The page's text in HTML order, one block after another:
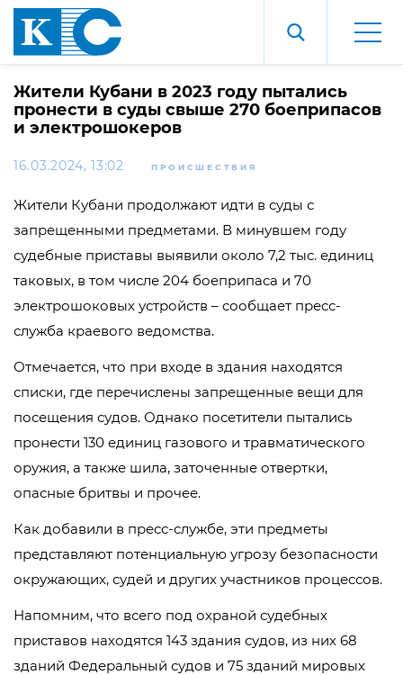
Жители Кубани в 2023 году пытались
пронести в суды свыше 270 боеприпасов
и электрошокеров
16.03.2024, 13:02 ПРОИСШЕСТВИЯ
Жители Кубани продолжают идти в суды с
запрещенными предметами. В минувшем году
судебные приставы выявили около 7,2 тыс. единиц
таковых, в том числе 204 боеприпаса и 70
электрошоковых устройств – сообщает пресс-
служба краевого ведомства.
Отмечается, что при входе в здания находятся
списки, где перечислены запрещенные вещи для
посещения судов. Однако посетители пытались
пронести 130 единиц газового и травматического
оружия, а также шила, заточенные отвертки,
опасные бритвы и прочее.
Как добавили в пресс-службе, эти предметы
представляют потенциальную угрозу безопасности
окружающих, судей и других участников процессов.
Напомним, что всего под охраной судебных
приставов находятся 143 здания судов, из них 68
зданий Федеральный судов и 75 зданий мировых